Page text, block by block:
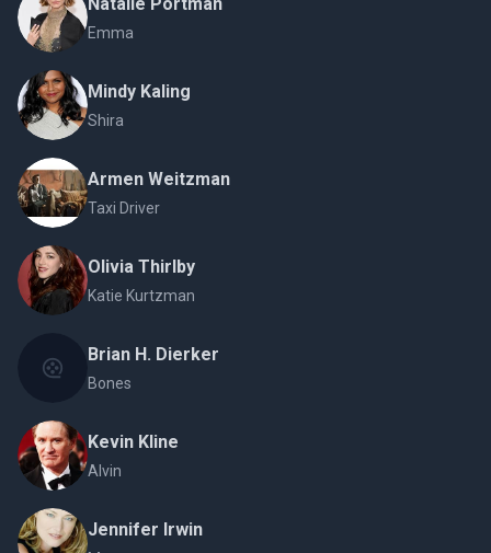
Natalie Portman
Emma
Mindy Kaling
Shira
Armen Weitzman
Taxi Driver
Olivia Thirlby
Katie Kurtzman
Brian H. Dierker
Bones
Kevin Kline
Alvin
Jennifer Irwin